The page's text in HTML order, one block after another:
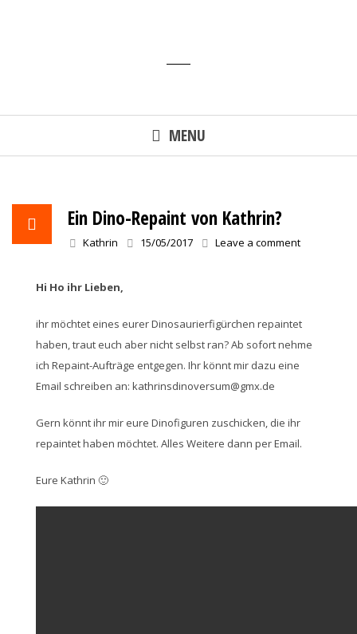
MENU
Ein Dino-Repaint von Kathrin?
Kathrin 15/05/2017 Leave a comment
Hi Ho ihr Lieben,
ihr möchtet eines eurer Dinosaurierfigürchen repaintet
haben, traut euch aber nicht selbst ran? Ab sofort nehme
ich Repaint-Aufträge entgegen. Ihr könnt mir dazu eine
Email schreiben an: kathrinsdinoversum@gmx.de
Gern könnt ihr mir eure Dinofiguren zuschicken, die ihr
repaintet haben möchtet. Alles Weitere dann per Email.
Eure Kathrin 🙂